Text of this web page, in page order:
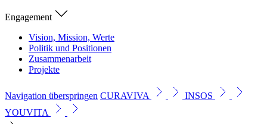
Engagement
Vision, Mission, Werte
Politik und Positionen
Zusammenarbeit
Projekte
Navigation überspringen CURAVIVA
INSOS
YOUVITA